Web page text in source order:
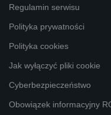
Regulamin serwisu
Polityka prywatności
Polityka cookies
Jak wyłączyć pliki cookie
Cyberbezpieczeństwo
Obowiązek informacyjny